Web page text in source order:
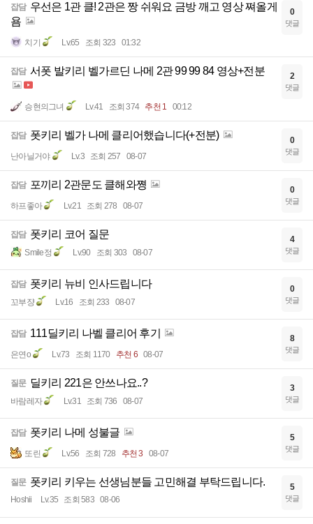
잡담 우선은 1관 클! 2관은 짱 쉬워요 금방 깨고 영상 쪄올게
욤
치기 Lv.65 조회 323 01:32
0
댓글
잡담 서폿 발키리 벨가르딘 나메 2관 99 99 84 영상+전분
승현의그녀 Lv.41 조회 374 추천 1 00:12
2
댓글
잡담 폿키리 벨가 나메 클리어했습니다(+전분)
난아닐거야 Lv.3 조회 257 08-07
0
댓글
잡담 포끼리 2관문도 클해와쪙
하프좋아 Lv.21 조회 278 08-07
0
댓글
잡담 폿키리 코어 질문
Smile정 Lv.90 조회 303 08-07
4
댓글
잡담 폿키리 뉴비 인사드립니다
꼬부쟝 Lv.16 조회 233 08-07
0
댓글
잡담 111딜키리 나벨 클리어 후기
은연o Lv.73 조회 1170 추천 6 08-07
8
댓글
질문 딜키리 221은 안쓰나요..?
바람레자 Lv.31 조회 736 08-07
3
댓글
잡담 폿키리 나메 성불글
또린 Lv.56 조회 728 추천 3 08-07
5
댓글
질문 폿키리 키우는 선생님분들 고민해결 부탁드립니다.
Hoshii Lv.35 조회 583 08-06
5
댓글